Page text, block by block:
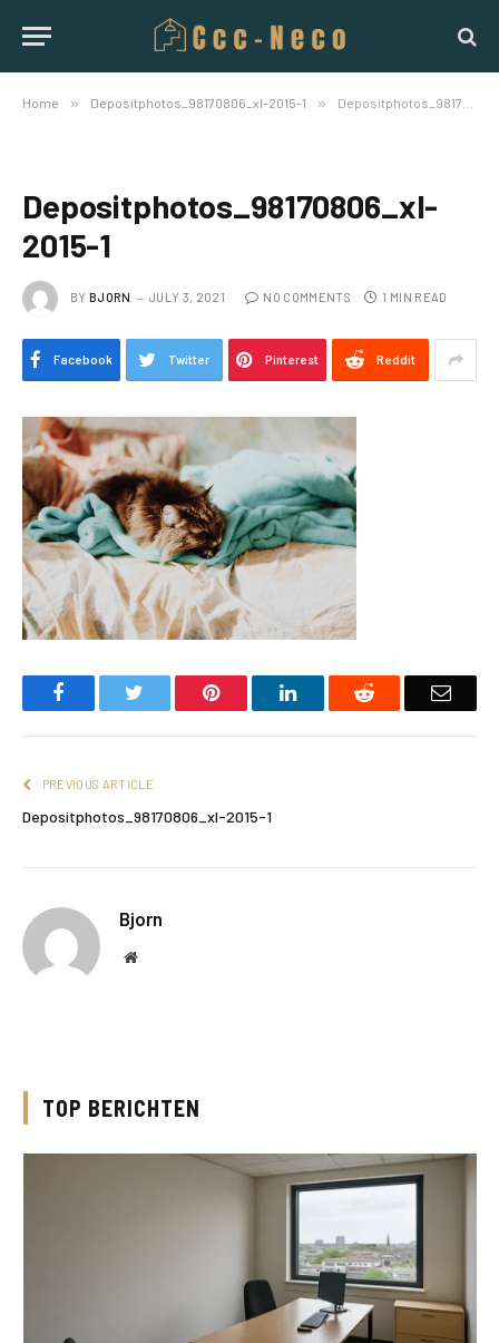
Home » Depositphotos_98170806_xl-2015-1 » Depositphotos_98170806_xl-2015-1
Depositphotos_98170806_xl-
2015-1
BY BJORN JULY 3, 2021 NO COMMENTS 1 MIN READ
Facebook Twitter Pinterest Reddit
Facebook Pinterest LinkedIn Reddit Email
PREVIOUS ARTICLE
Depositphotos_98170806_xl-2015-1
Bjorn
Website
TOP BERICHTEN